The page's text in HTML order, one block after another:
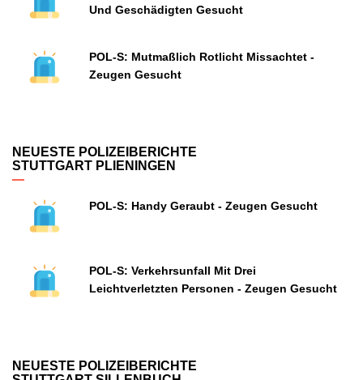
Und Geschädigten Gesucht
POL-S: Mutmaßlich Rotlicht Missachtet -
Zeugen Gesucht
NEUESTE POLIZEIBERICHTE
STUTTGART PLIENINGEN
POL-S: Handy Geraubt - Zeugen Gesucht
POL-S: Verkehrsunfall Mit Drei
Leichtverletzten Personen - Zeugen Gesucht
NEUESTE POLIZEIBERICHTE